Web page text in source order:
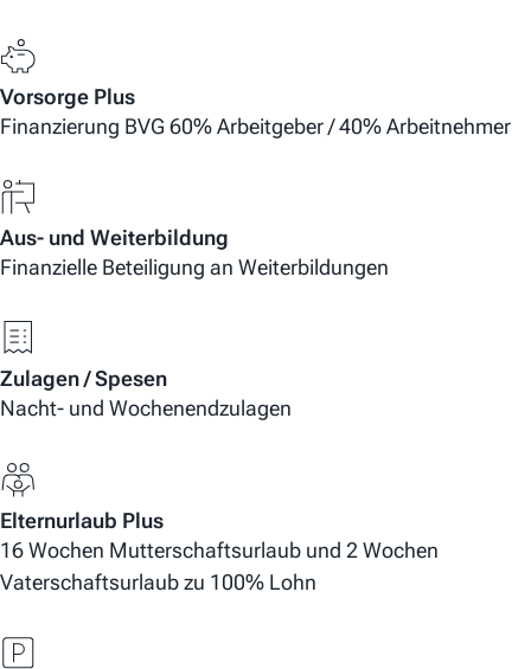
Vorsorge Plus
Finanzierung BVG 60% Arbeitgeber / 40% Arbeitnehmer
Aus- und Weiterbildung
Finanzielle Beteiligung an Weiterbildungen
Zulagen / Spesen
Nacht- und Wochenendzulagen
Elternurlaub Plus
16 Wochen Mutterschaftsurlaub und 2 Wochen
Vaterschaftsurlaub zu 100% Lohn